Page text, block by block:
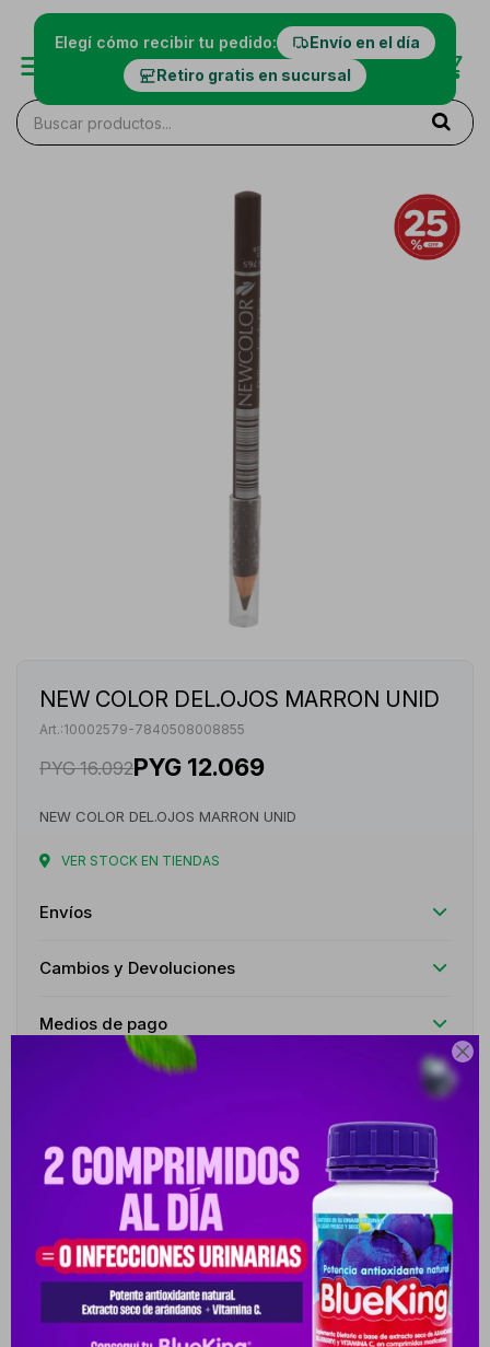

Elegí cómo recibir tu pedido:
Envío en el día
Retiro gratis en sucursal
NEW COLOR DEL.OJOS MARRON UNID
10002579-7840508008855
PYG 16.092PYG 12.069
NEW COLOR DEL.OJOS MARRON UNID
VER STOCK EN TIENDAS
Envíos
Cambios y Devoluciones
Medios de pago
Características
Descripción
ACERCA DE PERMITE UN TRAZO FINO Y PRECISO CON EXCELENTE